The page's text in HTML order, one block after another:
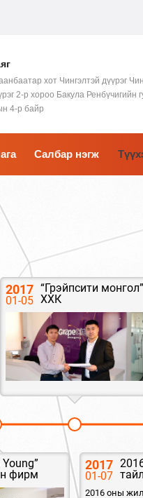
хот Чингэлтэй дүүрэг
2-р хороо Бакула Ренбүчигийн
4-р байр
Салбар нэгж
фирм
2017
01-05
“Грэйпсити монгол”
ХХК
2017
01-07
2016 оны